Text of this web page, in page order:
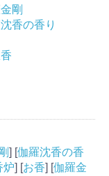
剛
香の香り
] [伽羅沈香の香
炉] [お香] [伽羅金